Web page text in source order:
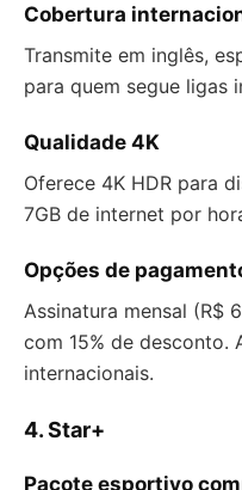
Cobertura
Transmite em inglês,
para quem segue ligas
Qualidade 4K
Oferece 4K HDR para
7GB de internet por
Opções de
Assinatura mensal (R$
com 15% de desconto.
internacionais.
4. Star+
Pacote esportivo